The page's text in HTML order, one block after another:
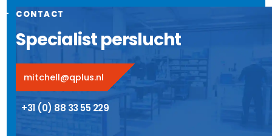
CONTACT
Specialist perslucht
mitchell@qplus.nl
+31 (0) 88 33 55 229